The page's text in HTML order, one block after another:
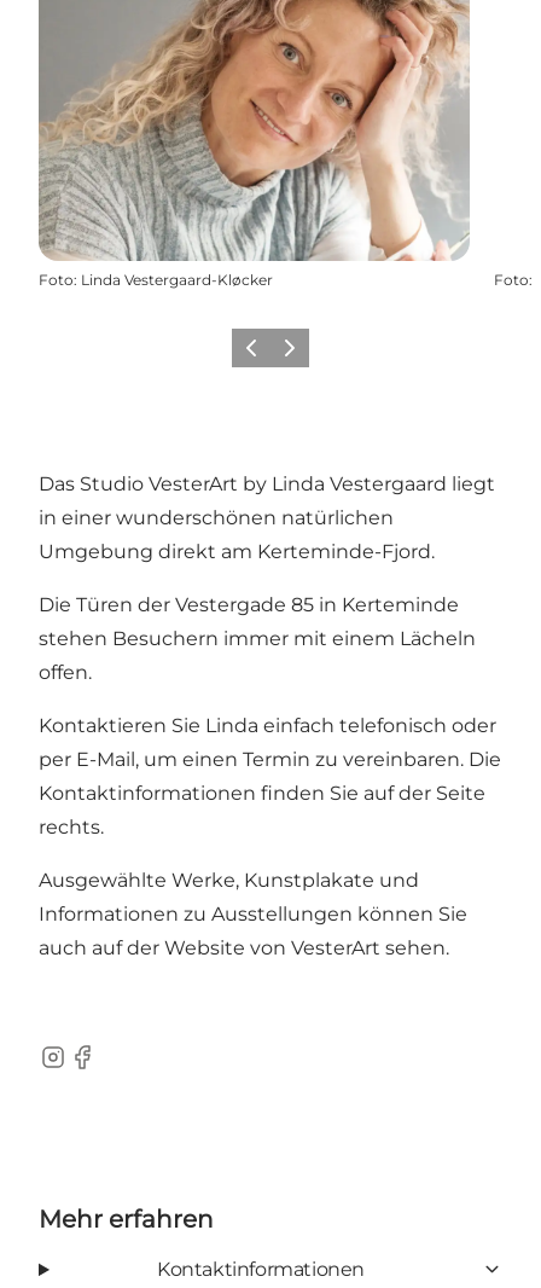
Foto: Linda Vestergaard-Kløcker Foto:
ZurückWeiter
Das Studio VesterArt by Linda Vestergaard liegt
in einer wunderschönen natürlichen
Umgebung direkt am Kerteminde-Fjord.
Die Türen der Vestergade 85 in Kerteminde
stehen Besuchern immer mit einem Lächeln
offen.
Kontaktieren Sie Linda einfach telefonisch oder
per E-Mail, um einen Termin zu vereinbaren. Die
Kontaktinformationen finden Sie auf der Seite
rechts.
Ausgewählte Werke, Kunstplakate und
Informationen zu Ausstellungen können Sie
auch auf der Website von VesterArt sehen.
Instagram
Facebook
Mehr erfahren
Kontaktinformationen